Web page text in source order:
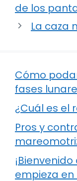
de los
La caza
Cómo
fases
¿Cuál es el
Pros y
empieza en